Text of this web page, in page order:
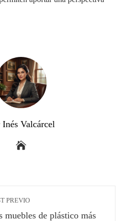
Inés Valcárcel
PREVIO
muebles de plástico más